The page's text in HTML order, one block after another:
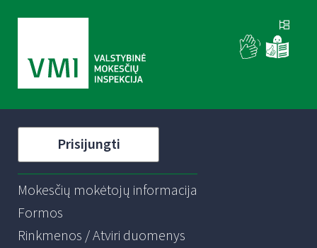
Prisijungti
Mokesčių mokėtojų informacija
Formos
Rinkmenos / Atviri duomenys